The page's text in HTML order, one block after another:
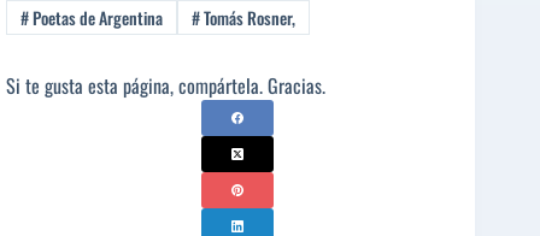
#Poetas de Argentina #Tomás Rosner,
Si te gusta esta página, compártela. Gracias.